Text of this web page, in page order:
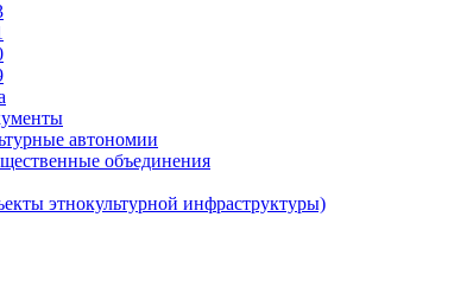
автономии
объединения
этнокультурной инфраструктуры)